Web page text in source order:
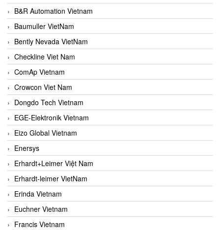
B&R Automation Vietnam
Baumuller VietNam
Bently Nevada VietNam
Checkline Viet Nam
ComAp Vietnam
Crowcon Viet Nam
Dongdo Tech Vietnam
EGE-Elektronik Vietnam
Eizo Global Vietnam
Enersys
Erhardt+Leimer Việt Nam
Erhardt-leimer VietNam
Erinda Vietnam
Euchner Vietnam
Francis Vietnam